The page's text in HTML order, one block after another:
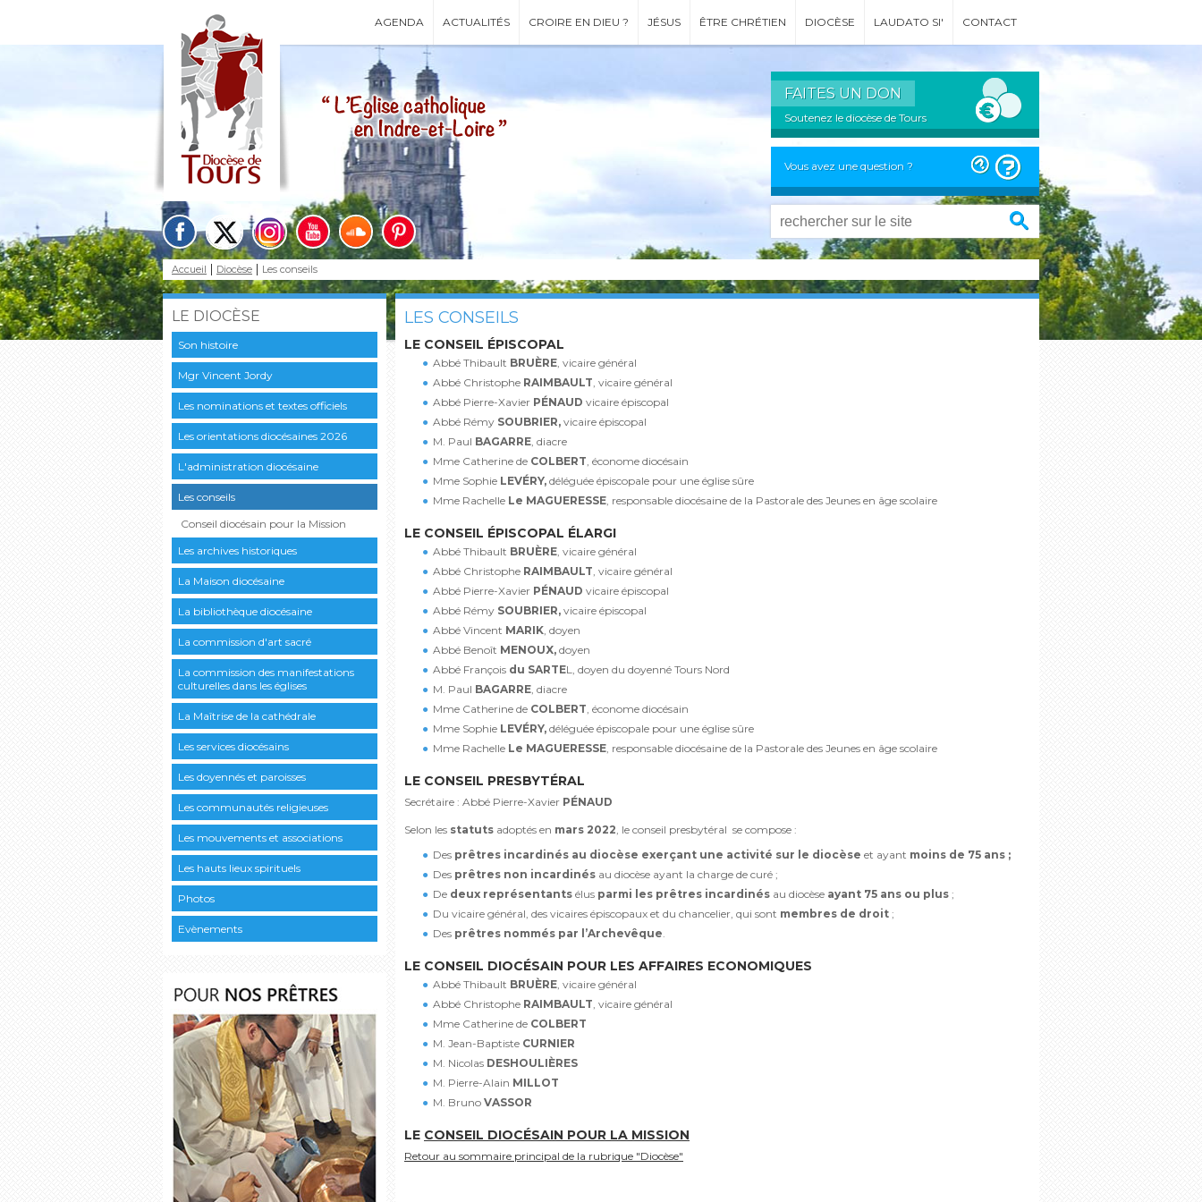
AGENDA ACTUALITÉS CROIRE EN DIEU ? JÉSUS ÊTRE CHRÉTIEN DIOCÈSE LAUDATO SI' CONTACT
FAITES UN DON
Soutenez le diocèse de Tours
Vous avez une question ?
Accueil Diocèse Les conseils
LE DIOCÈSE
Son histoire
Mgr Vincent Jordy
Les nominations et textes officiels
Les orientations diocésaines 2026
L'administration diocésaine
Les conseils
Conseil diocésain pour la Mission
Les archives historiques
La Maison diocésaine
La bibliothèque diocésaine
La commission d'art sacré
La commission des manifestations
culturelles dans les églises
La Maîtrise de la cathédrale
Les services diocésains
Les doyennés et paroisses
Les communautés religieuses
Les mouvements et associations
Les hauts lieux spirituels
Photos
Evènements
LES CONSEILS
LE CONSEIL ÉPISCOPAL
Abbé Thibault BRUÈRE, vicaire général
Abbé Christophe RAIMBAULT, vicaire général
Abbé Pierre-Xavier PÉNAUD vicaire épiscopal
Abbé Rémy SOUBRIER, vicaire épiscopal
M. Paul BAGARRE, diacre
Mme Catherine de COLBERT, économe diocésain
Mme Sophie LEVÉRY, déléguée épiscopale pour une église sûre
Mme Rachelle Le MAGUERESSE, responsable diocésaine de la Pastorale des Jeunes en âge scolaire
LE CONSEIL ÉPISCOPAL ÉLARGI
Abbé Thibault BRUÈRE, vicaire général
Abbé Christophe RAIMBAULT, vicaire général
Abbé Pierre-Xavier PÉNAUD vicaire épiscopal
Abbé Rémy SOUBRIER, vicaire épiscopal
Abbé Vincent MARIK, doyen
Abbé Benoît MENOUX, doyen
Abbé François du SARTEL, doyen du doyenné Tours Nord
M. Paul BAGARRE, diacre
Mme Catherine de COLBERT, économe diocésain
Mme Sophie LEVÉRY, déléguée épiscopale pour une église sûre
Mme Rachelle Le MAGUERESSE, responsable diocésaine de la Pastorale des Jeunes en âge scolaire
LE CONSEIL PRESBYTÉRAL
Secrétaire : Abbé Pierre-Xavier PÉNAUD
Selon les statuts adoptés en mars 2022, le conseil presbytéral se compose :
Des prêtres incardinés au diocèse exerçant une activité sur le diocèse et ayant moins de 75 ans ;
Des prêtres non incardinés au diocèse ayant la charge de curé ;
De deux représentants élus parmi les prêtres incardinés au diocèse ayant 75 ans ou plus ;
Du vicaire général, des vicaires épiscopaux et du chancelier, qui sont membres de droit ;
Des prêtres nommés par l’Archevêque.
LE CONSEIL DIOCÉSAIN POUR LES AFFAIRES ECONOMIQUES
Abbé Thibault BRUÈRE, vicaire général
Abbé Christophe RAIMBAULT, vicaire général
Mme Catherine de COLBERT
M. Jean-Baptiste CURNIER
M. Nicolas DESHOULIÈRES
M. Pierre-Alain MILLOT
M. Bruno VASSOR
LE CONSEIL DIOCÉSAIN POUR LA MISSION
Retour au sommaire principal de la rubrique "Diocèse"